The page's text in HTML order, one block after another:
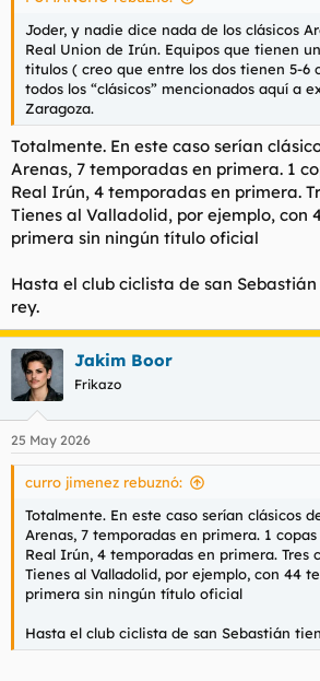
Joder, y nadie dice nada de los clásicos
Real Union de Irún. Equipos que tienen
titulos ( creo que entre los dos tienen 5-6
todos los “clásicos” mencionados aquí a
Zaragoza.
Totalmente. En este caso serían
Arenas, 7 temporadas en primera. 1
Real Irún, 4 temporadas en primera.
Tienes al Valladolid, por ejemplo, con
primera sin ningún título oficial
Hasta el club ciclista de san
rey.
Jakim Boor
Frikazo
25 May 2026
curro jimenez rebuznó:
Totalmente. En este caso serían clásicos
Arenas, 7 temporadas en primera. 1
Real Irún, 4 temporadas en primera. Tres
Tienes al Valladolid, por ejemplo, con 44
primera sin ningún título oficial
Hasta el club ciclista de san Sebastián